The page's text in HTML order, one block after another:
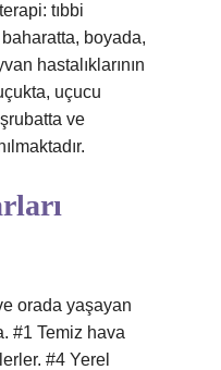
tıbbi
boyada,
hastalıklarının
uçucu
ve
orada yaşayan
#1 Temiz hava
#4 Yerel